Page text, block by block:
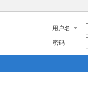
用户名
密码